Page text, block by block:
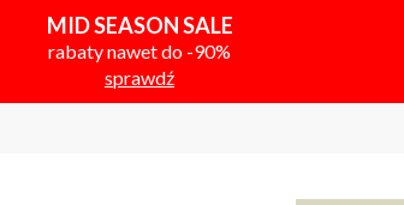
MID SEASON SALE
rabaty nawet do -90%
sprawdź